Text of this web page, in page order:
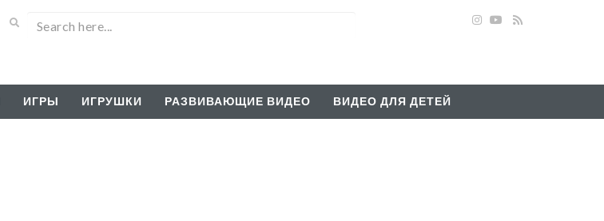
ИГРЫ ИГРУШКИ РАЗВИВАЮЩИЕ ВИДЕО ВИДЕО ДЛЯ ДЕТЕЙ